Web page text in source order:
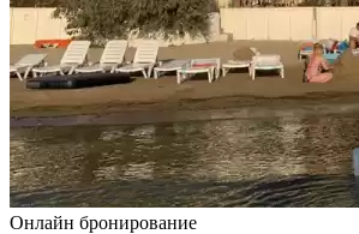
Онлайн бронирование